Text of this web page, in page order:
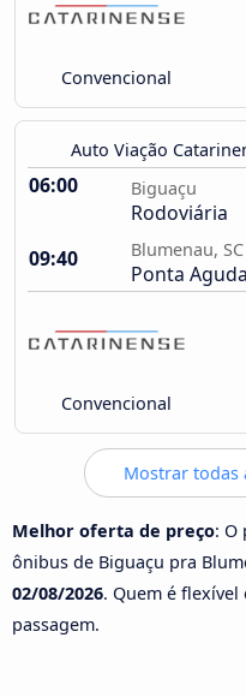
Convencional
Auto Viação
06:00 Biguaçu
Rodoviária
09:40
Blumenau, SC
Ponta Aguda
Convencional
Mostrar todas
Melhor oferta de preço: O
ônibus de Biguaçu pra
02/08/2026. Quem é
passagem.